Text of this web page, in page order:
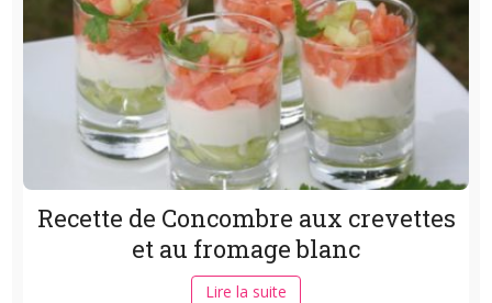
Recette de Concombre aux crevettes
et au fromage blanc
Lire la suite